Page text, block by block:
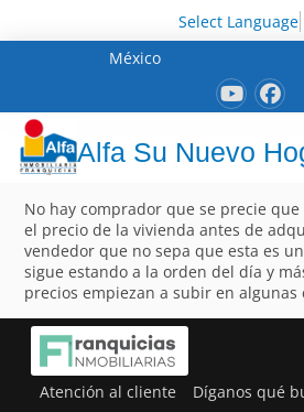
Select Language
México
Alfa Su Nuevo
No hay comprador que se precie
el precio de la vivienda antes de
vendedor que no sepa que esta es
sigue estando a la orden del día y
precios empiezan a subir en algunas
Atención al cliente Díganos qué